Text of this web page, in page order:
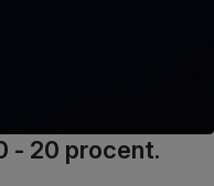
- 20 procent.